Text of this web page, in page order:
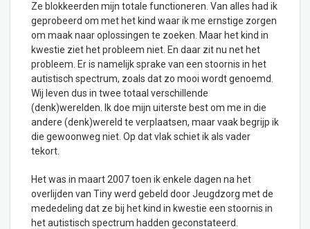
Ze blokkeerden mijn totale functioneren. Van alles had ik
geprobeerd om met het kind waar ik me ernstige zorgen
om maak naar oplossingen te zoeken. Maar het kind in
kwestie ziet het probleem niet. En daar zit nu net het
probleem. Er is namelijk sprake van een stoornis in het
autistisch spectrum, zoals dat zo mooi wordt genoemd.
Wij leven dus in twee totaal verschillende
(denk)werelden. Ik doe mijn uiterste best om me in die
andere (denk)wereld te verplaatsen, maar vaak begrijp ik
die gewoonweg niet. Op dat vlak schiet ik als vader
tekort.
Het was in maart 2007 toen ik enkele dagen na het
overlijden van Tiny werd gebeld door Jeugdzorg met de
mededeling dat ze bij het kind in kwestie een stoornis in
het autistisch spectrum hadden geconstateerd.